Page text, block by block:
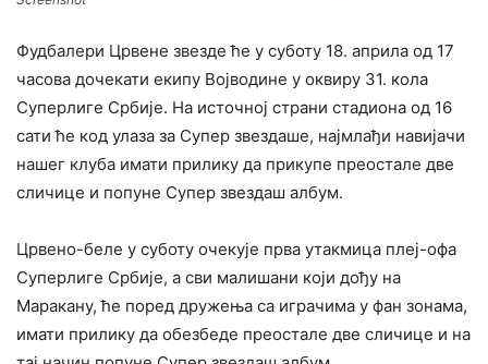
Фудбалери Црвене звезде ће у суботу 18. априла од 17
часова дочекати екипу Војводине у оквиру 31. кола
Суперлиге Србије. На источној страни стадиона од 16
сати ће код улаза за Супер звездаше, најмлађи навијачи
нашег клуба имати прилику да прикупе преостале две
сличице и попуне Супер звездаш албум.
‍Црвено-беле у суботу очекује прва утакмица плеј-офа
Суперлиге Србије, а сви малишани који дођу на
Маракану, ће поред дружења са играчима у фан зонама,
имати прилику да обезбеде преостале две сличице и на